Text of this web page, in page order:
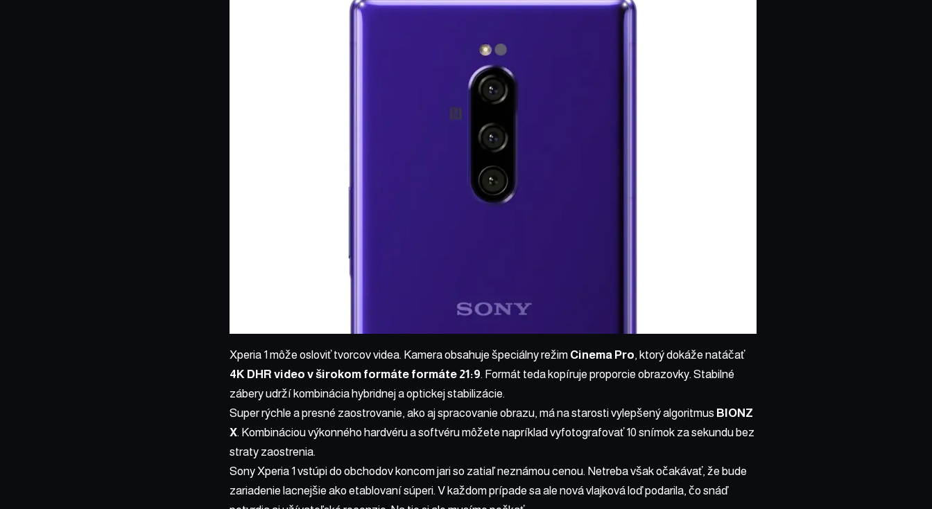
Xperia 1 môže osloviť tvorcov videa. Kamera obsahuje špeciálny režim Cinema Pro, ktorý dokáže natáčať
4K DHR video v širokom formáte formáte 21:9. Formát teda kopíruje proporcie obrazovky. Stabilné
zábery udrží kombinácia hybridnej a optickej stabilizácie.
Super rýchle a presné zaostrovanie, ako aj spracovanie obrazu, má na starosti vylepšený algoritmus BIONZ
X. Kombináciou výkonného hardvéru a softvéru môžete napríklad vyfotografovať 10 snímok za sekundu bez
straty zaostrenia.
Sony Xperia 1 vstúpi do obchodov koncom jari so zatiaľ neznámou cenou. Netreba však očakávať, že bude
zariadenie lacnejšie ako etablovaní súperi. V každom prípade sa ale nová vlajková loď podarila, čo snáď